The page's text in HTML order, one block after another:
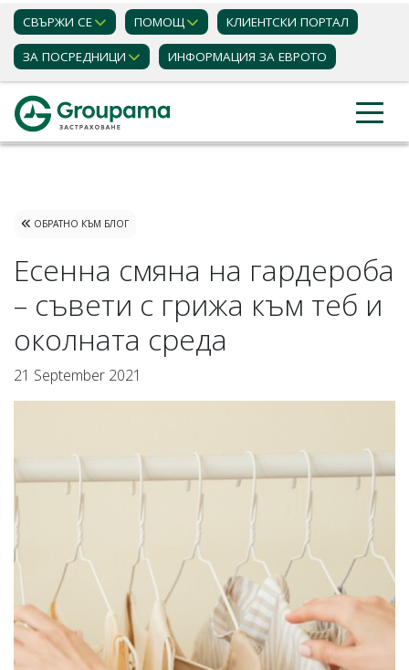
СВЪРЖИ СЕ ПОМОЩ КЛИЕНТСКИ ПОРТАЛ
ЗА ПОСРЕДНИЦИ ИНФОРМАЦИЯ ЗА ЕВРОТО
Застраховки Блог статии
ОБРАТНО КЪМ БЛОГ
Есенна смяна на гардероба
– съвети с грижа към теб и
околната среда
21 September 2021